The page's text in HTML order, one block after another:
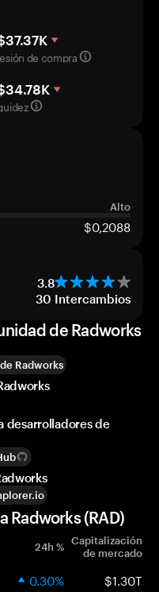
de compra
Alto
$0,2088
3.8
30 Intercambios
de Radworks
Radworks
desarrolladores de
Radworks (RAD)
24h % Capitalización
de mercado
0.30% $1.30T